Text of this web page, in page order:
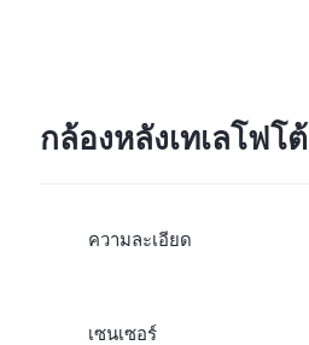
กล้องหลังเทเลโฟโต้
ความละเอียด
เซนเซอร์